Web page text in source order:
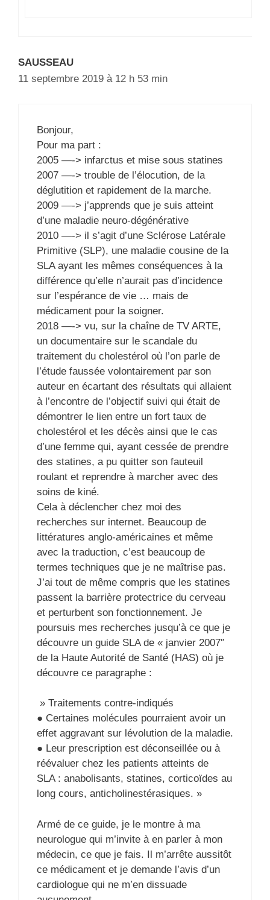
SAUSSEAU
11 septembre 2019 à 12 h 53 min
Bonjour,
Pour ma part :
2005 —-> infarctus et mise sous statines
2007 —-> trouble de l’élocution, de la
déglutition et rapidement de la marche.
2009 —-> j’apprends que je suis atteint
d’une maladie neuro-dégénérative
2010 —-> il s’agit d’une Sclérose Latérale
Primitive (SLP), une maladie cousine de la
SLA ayant les mêmes conséquences à la
différence qu’elle n’aurait pas d’incidence
sur l’espérance de vie … mais de
médicament pour la soigner.
2018 —-> vu, sur la chaîne de TV ARTE,
un documentaire sur le scandale du
traitement du cholestérol où l’on parle de
l’étude faussée volontairement par son
auteur en écartant des résultats qui allaient
à l’encontre de l’objectif suivi qui était de
démontrer le lien entre un fort taux de
cholestérol et les décès ainsi que le cas
d’une femme qui, ayant cessée de prendre
des statines, a pu quitter son fauteuil
roulant et reprendre à marcher avec des
soins de kiné.
Cela à déclencher chez moi des
recherches sur internet. Beaucoup de
littératures anglo-américaines et même
avec la traduction, c’est beaucoup de
termes techniques que je ne maîtrise pas.
J’ai tout de même compris que les statines
passent la barrière protectrice du cerveau
et perturbent son fonctionnement. Je
poursuis mes recherches jusqu’à ce que je
découvre un guide SLA de « janvier 2007″
de la Haute Autorité de Santé (HAS) où je
découvre ce paragraphe :
» Traitements contre-indiqués
● Certaines molécules pourraient avoir un
effet aggravant sur lévolution de la maladie.
● Leur prescription est déconseillée ou à
réévaluer chez les patients atteints de
SLA : anabolisants, statines, corticoïdes au
long cours, anticholinestérasiques. »
Armé de ce guide, je le montre à ma
neurologue qui m’invite à en parler à mon
médecin, ce que je fais. Il m’arrête aussitôt
ce médicament et je demande l’avis d’un
cardiologue qui ne m’en dissuade